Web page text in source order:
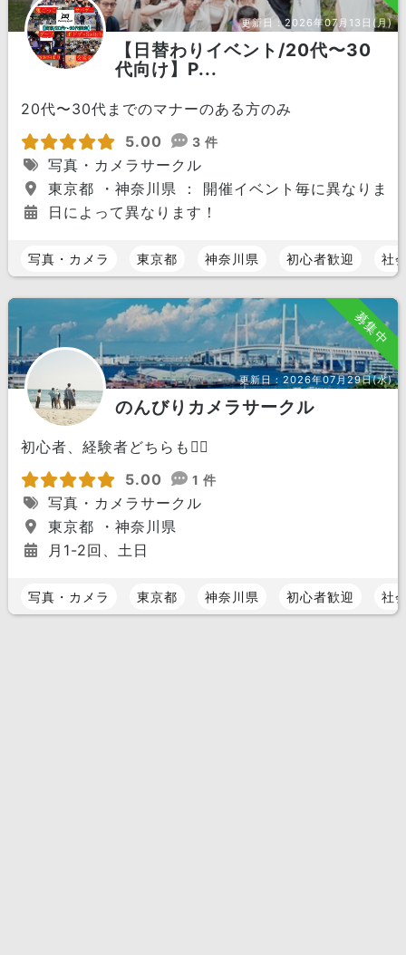
更新日：2026年07月13日(月)
【日替わりイベント/20代〜30
代向け】P...
20代〜30代までのマナーのある方のみ
5.00
3 件
写真・カメラサークル
東京都 ・神奈川県 ： 開催イベント毎に異なりま
日によって異なります！
写真・カメラ 東京都 神奈川県 初心者歓迎 社
募集中
更新日：2026年07月29日(水)
のんびりカメラサークル
初心者、経験者どちらも🙆‍♂️
5.00
1 件
写真・カメラサークル
東京都 ・神奈川県
月1-2回、土日
写真・カメラ 東京都 神奈川県 初心者歓迎 社